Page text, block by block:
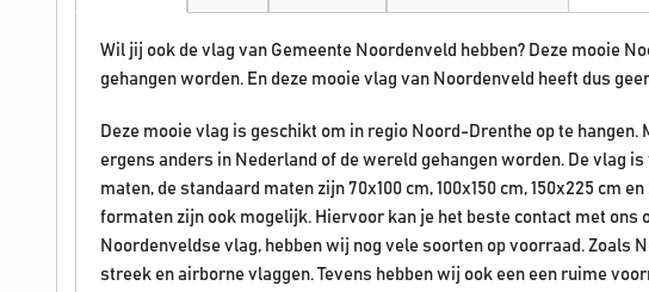
Wil jij ook de vlag van Gemeente Noordenveld hebben? Deze mooie
gehangen worden. En deze mooie vlag van Noordenveld heeft dus
Deze mooie vlag is geschikt om in regio Noord-Drenthe op te hangen.
ergens anders in Nederland of de wereld gehangen worden. De vlag
maten, de standaard maten zijn 70x100 cm, 100x150 cm, 150x225 cm
formaten zijn ook mogelijk. Hiervoor kan je het beste contact met ons
Noordenveldse vlag, hebben wij nog vele soorten op voorraad. Zoals
streek en airborne vlaggen. Tevens hebben wij ook een een ruime